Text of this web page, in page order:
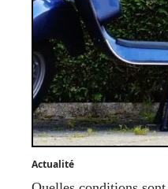
Actualité